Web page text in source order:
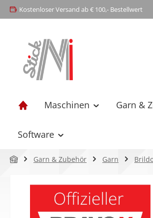
Zur Hauptnavigation springen
Kostenloser Versand ab € 100,- Bestellwert
Maschinen Garn &
Software
Garn & Zubehör Garn